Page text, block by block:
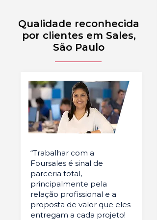
Qualidade reconhecida
por clientes em Sales,
São Paulo
“Trabalhar com a
Foursales é sinal de
parceria total,
principalmente pela
relação profissional e a
proposta de valor que eles
entregam a cada projeto!